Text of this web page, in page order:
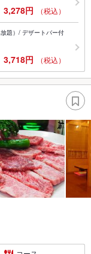
3,278円 （税込）
題）/ デザートバー付
3,718円 （税込）